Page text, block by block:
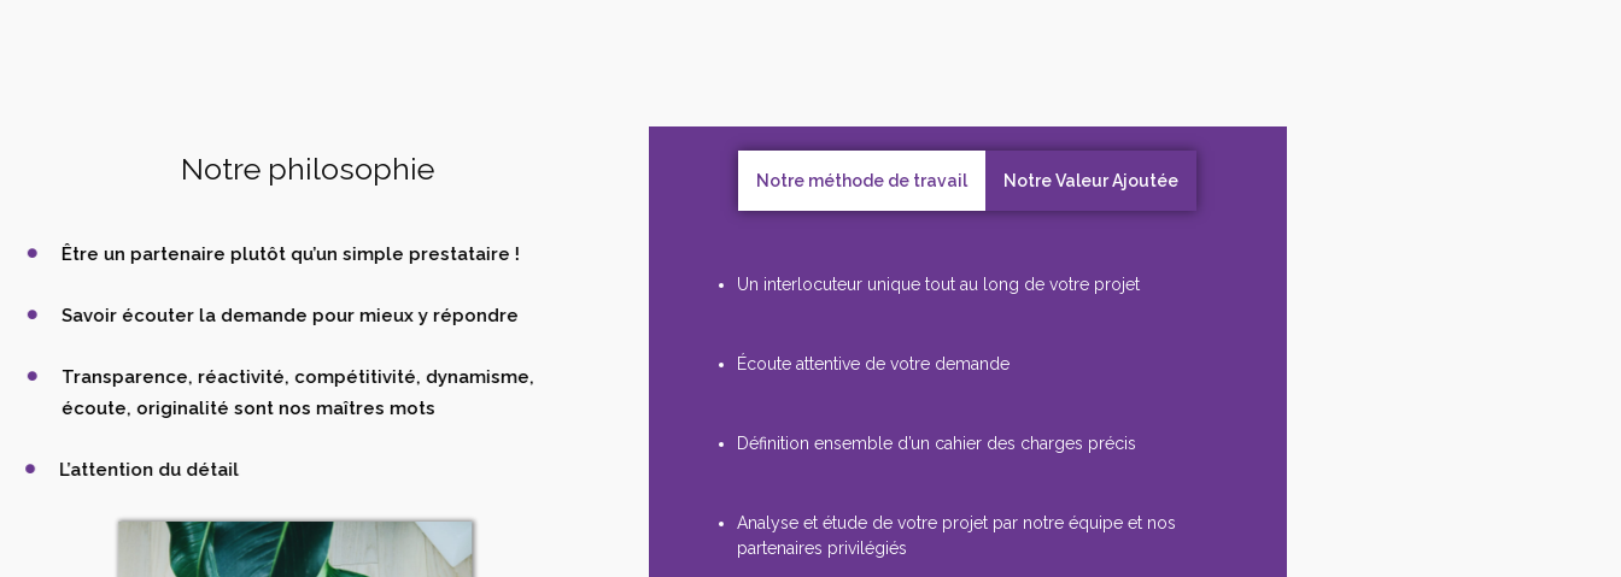
Notre philosophie
Être un partenaire plutôt qu’un simple prestataire !
Savoir écouter la demande pour mieux y répondre
Transparence, réactivité, compétitivité, dynamisme,
écoute, originalité sont nos maîtres mots
L’attention du détail
Notre méthode de travail Notre Valeur Ajoutée
Un interlocuteur unique tout au long de votre projet
Écoute attentive de votre demande
Définition ensemble d’un cahier des charges précis
Analyse et étude de votre projet par notre équipe et nos
partenaires privilégiés